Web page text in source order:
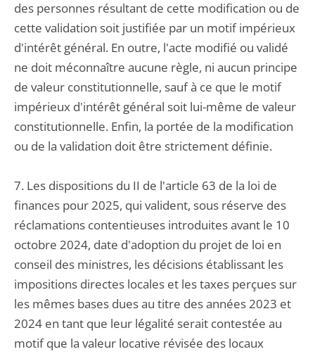
des personnes résultant de cette modification ou de
cette validation soit justifiée par un motif impérieux
d'intérêt général. En outre, l'acte modifié ou validé
ne doit méconnaître aucune règle, ni aucun principe
de valeur constitutionnelle, sauf à ce que le motif
impérieux d'intérêt général soit lui-même de valeur
constitutionnelle. Enfin, la portée de la modification
ou de la validation doit être strictement définie.
7. Les dispositions du II de l'article 63 de la loi de
finances pour 2025, qui valident, sous réserve des
réclamations contentieuses introduites avant le 10
octobre 2024, date d'adoption du projet de loi en
conseil des ministres, les décisions établissant les
impositions directes locales et les taxes perçues sur
les mêmes bases dues au titre des années 2023 et
2024 en tant que leur légalité serait contestée au
motif que la valeur locative révisée des locaux